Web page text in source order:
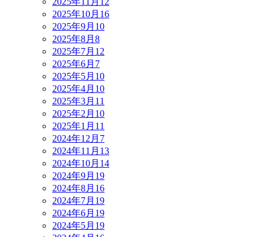
2025年10月 16
2025年9月 10
2025年8月 8
2025年7月 12
2025年6月 7
2025年5月 10
2025年4月 10
2025年3月 11
2025年2月 10
2025年1月 11
2024年12月 7
2024年11月 13
2024年10月 14
2024年9月 19
2024年8月 16
2024年7月 19
2024年6月 19
2024年5月 19